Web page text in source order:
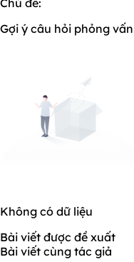
Chủ đề:
Gợi ý câu hỏi phỏng vấn
Không có dữ liệu
Bài viết được đề xuất
Bài viết cùng tác giả